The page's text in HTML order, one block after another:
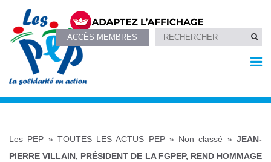
ACCÈS MEMBRES
Les PEP » TOUTES LES ACTUS PEP» Non classé »JEAN-
PIERRE VILLAIN, PRÉSIDENT DE LA FGPEP, REND HOMMAGE